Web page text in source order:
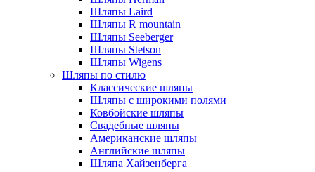
Шляпы Laird
Шляпы R mountain
Шляпы Seeberger
Шляпы Stetson
Шляпы Wigens
Шляпы по стилю
Классические шляпы
Шляпы с широкими полями
Ковбойские шляпы
Свадебные шляпы
Американские шляпы
Английские шляпы
Шляпа Хайзенберга